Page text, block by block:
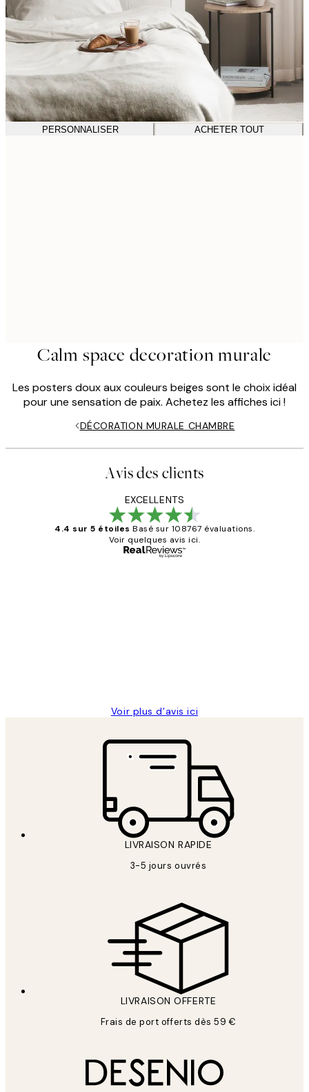
PERSONNALISER ACHETER TOUT
Calm space decoration murale
Les posters doux aux couleurs beiges sont le choix idéal
pour une sensation de paix. Achetez les affiches ici !
DÉCORATION MURALE CHAMBRE
Avis des clients
EXCELLENTS
4.4 sur 5 étoiles Basé sur 108767 évaluations.
Voir quelques avis ici.
Voir plus d’avis ici
LIVRAISON RAPIDE
3-5 jours ouvrés
LIVRAISON OFFERTE
Frais de port offerts dès 59 €